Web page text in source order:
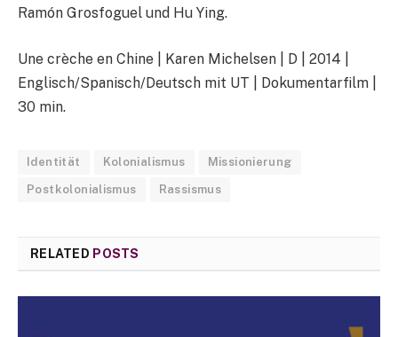
Ramón Grosfoguel und Hu Ying.
Une crèche en Chine | Karen Michelsen | D | 2014 |
Englisch/Spanisch/Deutsch mit UT | Dokumentarfilm |
30 min.
Identität Kolonialismus Missionierung
Postkolonialismus Rassismus
RELATED POSTS